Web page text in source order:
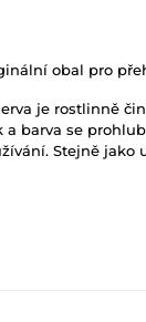
obal pro
je rostlinně
a barva se
Stejně jako